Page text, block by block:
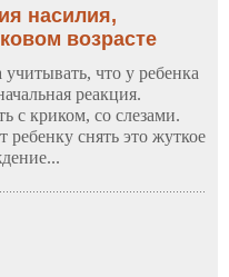
насилия,
возрасте
что у ребенка
реакция.
с криком, со слезами.
ребенку снять это жуткое